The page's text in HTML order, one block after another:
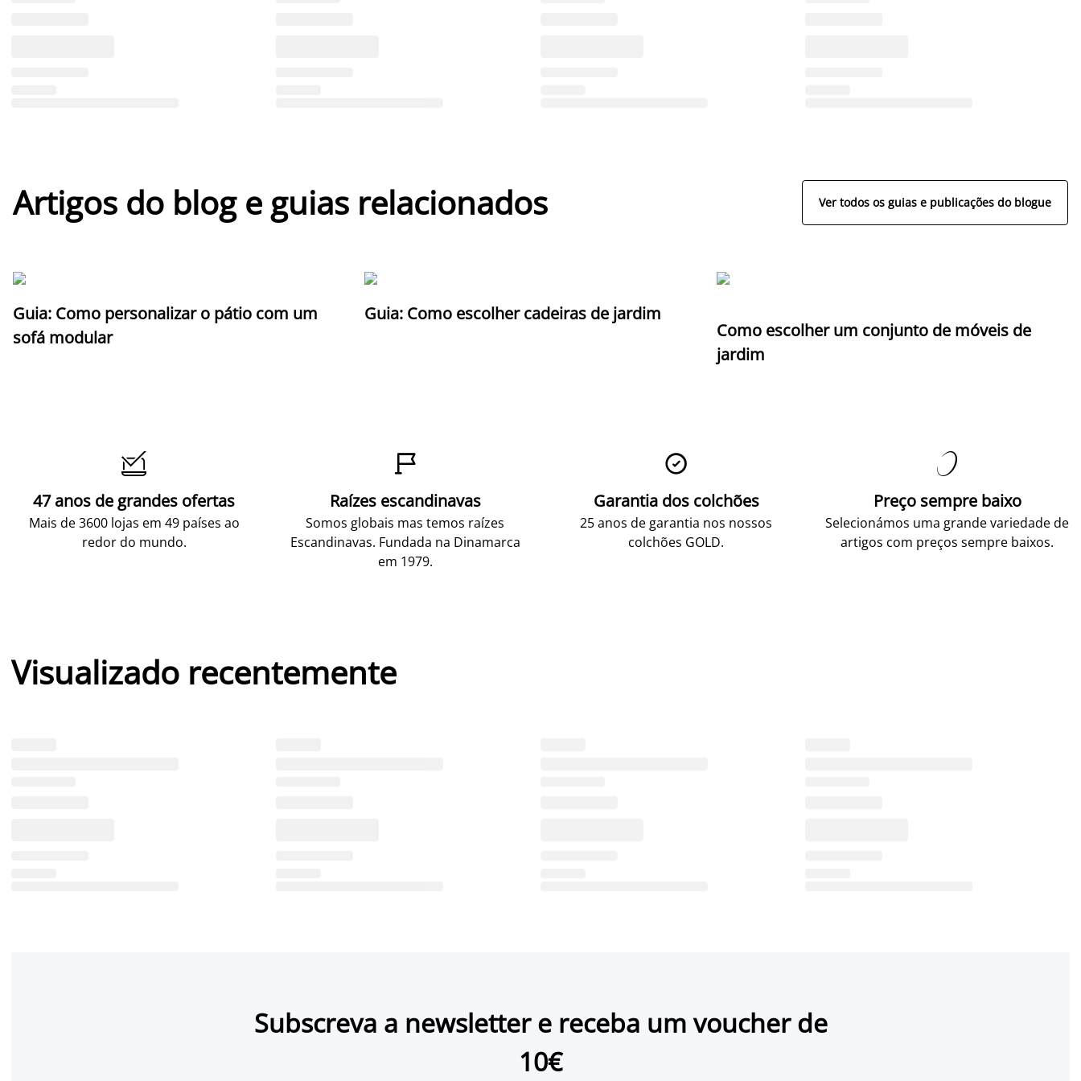
Artigos do blog e guias relacionados Ver todos os guias e publicações do blogue
Guia: Como personalizar o pátio com um
sofá modular
Guia: Como escolher cadeiras de jardim
Como escolher um conjunto de móveis de
jardim

47 anos de grandes ofertas
Mais de 3600 lojas em 49 países ao
redor do mundo.

Raízes escandinavas
Somos globais mas temos raízes
Escandinavas. Fundada na Dinamarca
em 1979.

Garantia dos colchões
25 anos de garantia nos nossos
colchões GOLD.

Preço sempre baixo
Selecionámos uma grande variedade de
artigos com preços sempre baixos.
Visualizado recentemente
Subscreva a newsletter e receba um voucher de
10€